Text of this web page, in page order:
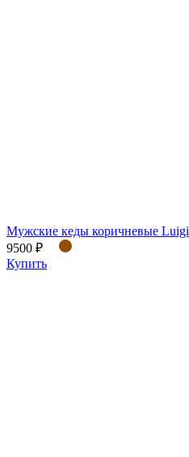
Мужские кеды коричневые Luigi
9500 ₽
Купить